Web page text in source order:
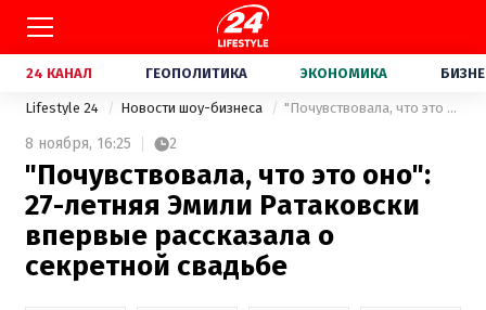
24 КАНАЛ ГЕОПОЛИТИКА ЭКОНОМИКА
Lifestyle 24 Новости шоу-бизнеса "Почувствовала, что это оно": 27-летняя Эмили Ратаковски впервые рассказала о секретной свадьбе
8 ноября, 16:25 2
"Почувствовала, что это оно":
27-летняя Эмили Ратаковски
впервые рассказала о
секретной свадьбе